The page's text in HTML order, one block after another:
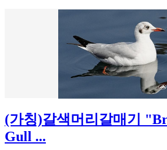
(가칭)갈색머리갈매기
Gull ...